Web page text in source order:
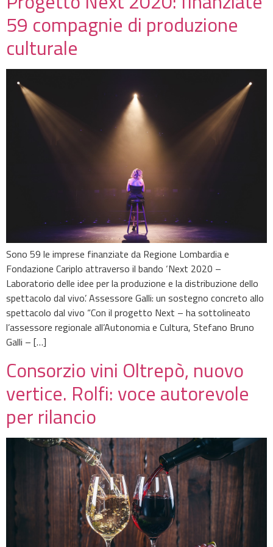
59 compagnie di produzione
culturale
Sono 59 le imprese finanziate da Regione Lombardia e
Fondazione Cariplo attraverso il bando ‘Next 2020 –
Laboratorio delle idee per la produzione e la distribuzione dello
spettacolo dal vivo’. Assessore Galli: un sostegno concreto allo
spettacolo dal vivo “Con il progetto Next – ha sottolineato
l’assessore regionale all’Autonomia e Cultura, Stefano Bruno
Galli – […]
Consorzio vini Oltrepò, nuovo
vertice. Rolfi: voce autorevole
per rilancio